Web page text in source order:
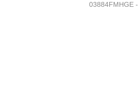
03884FMHGE -